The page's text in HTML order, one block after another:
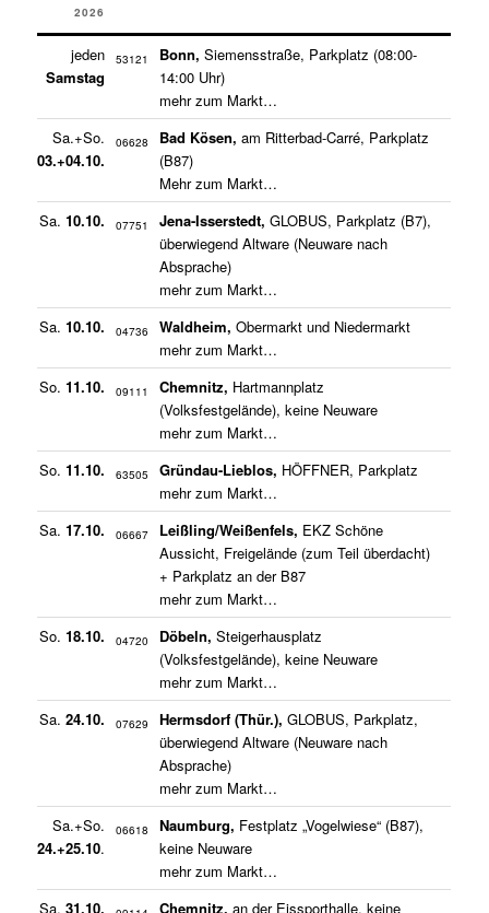
2026
jeden
Samstag
53121 Bonn, Siemensstraße, Parkplatz (08:00-
14:00 Uhr)
mehr zum Markt…
Sa.+So.
03.+04.10.
06628 Bad Kösen, am Ritterbad-Carré, Parkplatz
(B87)
Mehr zum Markt…
Sa.10.10. 07751 Jena-Isserstedt, GLOBUS, Parkplatz (B7),
überwiegend Altware (Neuware nach
Absprache)
mehr zum Markt…
Sa.10.10. 04736 Waldheim, Obermarkt und Niedermarkt
mehr zum Markt…
So.11.10. 09111 Chemnitz, Hartmannplatz
(Volksfestgelände), keine Neuware
mehr zum Markt…
So.11.10. 63505 Gründau-Lieblos, HÖFFNER, Parkplatz
mehr zum Markt…
Sa. 17.10. 06667 Leißling/Weißenfels, EKZ Schöne
Aussicht, Freigelände (zum Teil überdacht)
+ Parkplatz an der B87
mehr zum Markt…
So.18.10. 04720 Döbeln, Steigerhausplatz
(Volksfestgelände), keine Neuware
mehr zum Markt…
Sa.24.10. 07629 Hermsdorf (Thür.), GLOBUS, Parkplatz,
überwiegend Altware (Neuware nach
Absprache)
mehr zum Markt…
Sa.+So.
24.+25.10.
06618 Naumburg, Festplatz „Vogelwiese“ (B87),
keine Neuware
mehr zum Markt…
Sa.31.10.
Chemnitz, an der Eissporthalle, keine